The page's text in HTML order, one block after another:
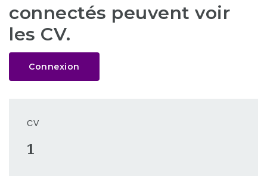
connectés peuvent voir
les CV.
Connexion
CV
1